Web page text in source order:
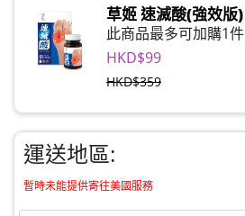
草姬 速滅酸(強效版)
此商品最多可加購1件
HKD$99
HKD$359
草姬 益菌之白潤
此商品最多可加購1件
運送地區:
暫時未能提供寄往美國服務